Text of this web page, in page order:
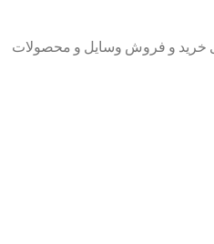
خرید و فروش وسایل و محصولات